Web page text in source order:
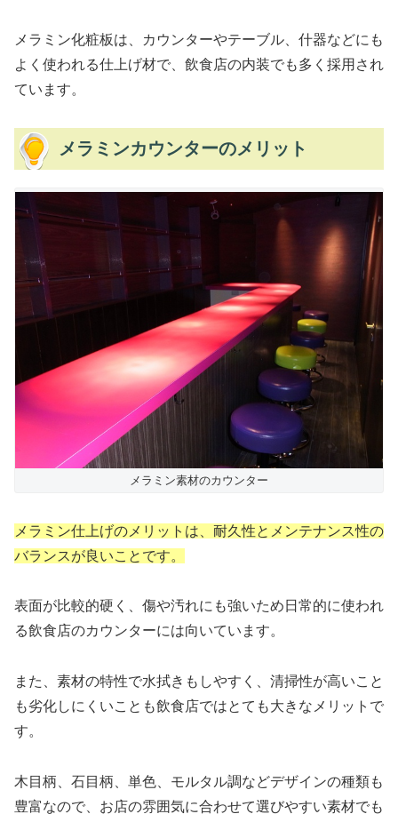
メラミン化粧板は、カウンターやテーブル、什器などにも
よく使われる仕上げ材で、飲食店の内装でも多く採用され
ています。
メラミンカウンターのメリット
メラミン素材のカウンター
メラミン仕上げのメリットは、耐久性とメンテナンス性の
バランスが良いことです。
表面が比較的硬く、傷や汚れにも強いため日常的に使われ
る飲食店のカウンターには向いています。
また、素材の特性で水拭きもしやすく、清掃性が高いこと
も劣化しにくいことも飲食店ではとても大きなメリットで
す。
木目柄、石目柄、単色、モルタル調などデザインの種類も
豊富なので、お店の雰囲気に合わせて選びやすい素材でも